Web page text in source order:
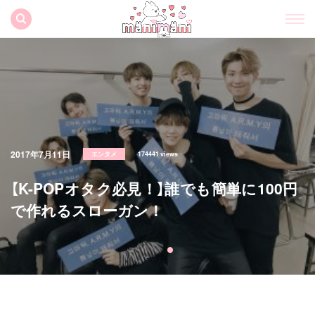
すべての記事
2024年1月3日 韓国カフェ 3803 views
《入隊中のBTSテテがイメージモデル！》
コスパ最強のコーヒーチェー
ン“COMPOSE COFFEE”の人気メニュー
ランキングをお届け♡